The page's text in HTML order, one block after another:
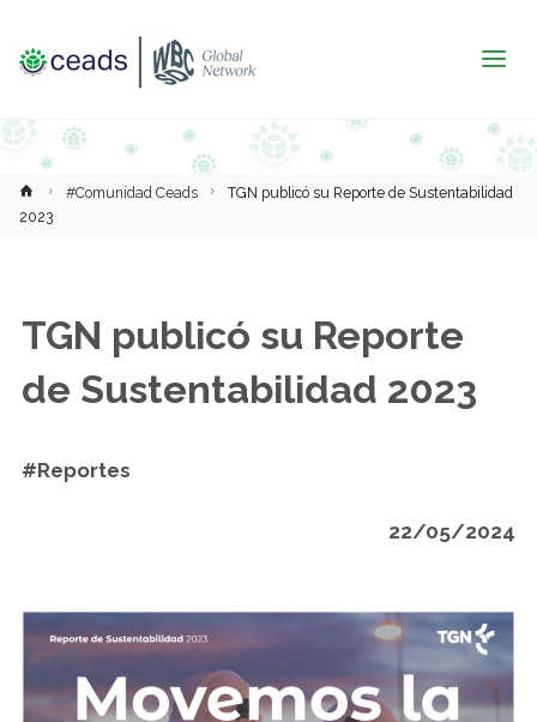
Inicio#Comunidad Ceads
TGN publicó su Reporte de Sustentabilidad
2023
TGN publicó su Reporte
de Sustentabilidad 2023
#Reportes
22/05/2024